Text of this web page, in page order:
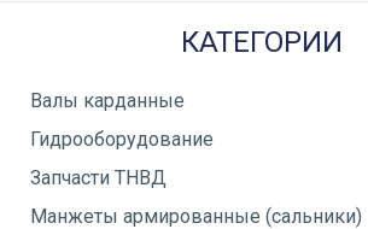
КАТЕГОРИИ
Валы карданные
Гидрооборудование
Запчасти ТНВД
Манжеты армированные (сальники)